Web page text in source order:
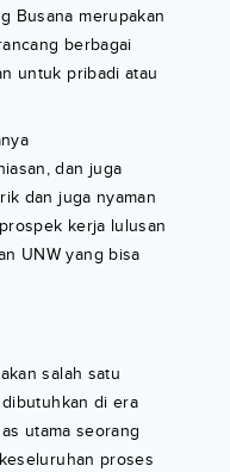
Busana merupakan
berbagai
untuk pribadi atau
dan juga
dan juga nyaman
kerja lulusan
UNW yang bisa
salah satu
di era
utama seorang
proses